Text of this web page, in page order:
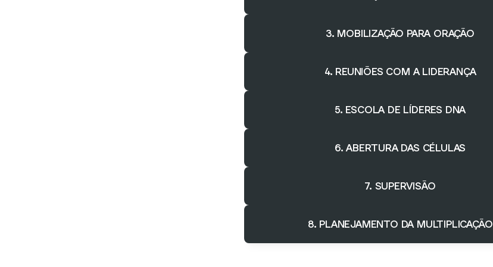
3. MOBILIZAÇÃO PARA ORAÇÃO
4. REUNIÕES COM A LIDERANÇA
5. ESCOLA DE LÍDERES DNA
6. ABERTURA DAS CÉLULAS
7. SUPERVISÃO
8. PLANEJAMENTO DA MULTIPLICAÇÃO